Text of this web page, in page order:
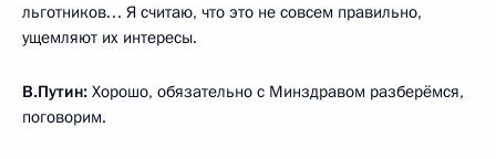
льготников… Я считаю, что это не совсем правильно,
ущемляют их интересы.
В.Путин: Хорошо, обязательно с Минздравом разберёмся,
поговорим.